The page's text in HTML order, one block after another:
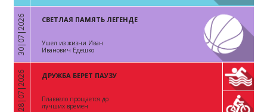
«
30|07|2026 СВЕТЛАЯ ПАМЯТЬ ЛЕГЕНДЕ
Ушел из жизни Иван
Иванович Едешко
«
28|07|2026 ДРУЖБА БЕРЕТ ПАУЗУ
Плаввело прощается до
лучших времен